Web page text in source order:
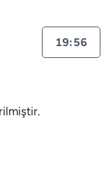
19:55